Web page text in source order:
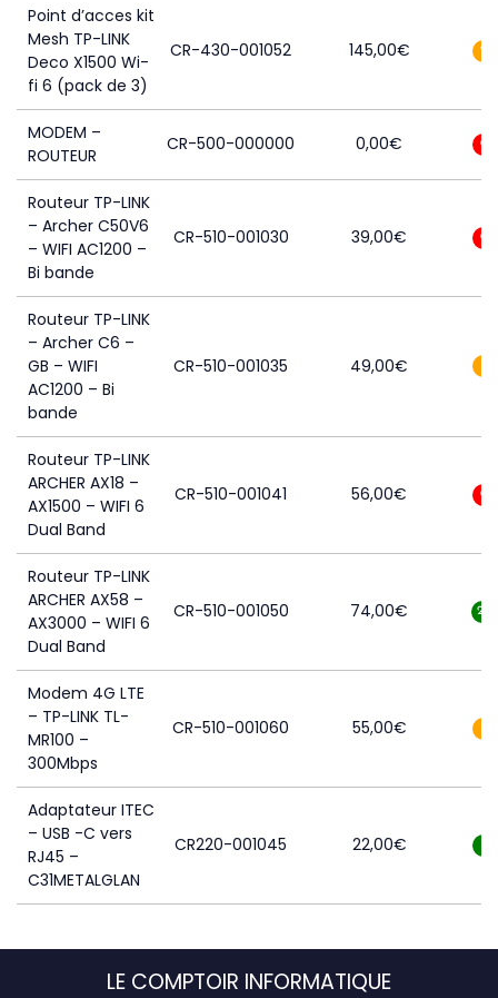
Point d’acces kit
Mesh TP-LINK
Deco X1500 Wi-
fi 6 (pack de 3)
CR-430-001052 145,00€ 2
MODEM –
ROUTEUR
CR-500-000000 0,00€ 0
Routeur TP-LINK
– Archer C50V6
– WIFI AC1200 –
Bi bande
CR-510-001030 39,00€ 0
Routeur TP-LINK
– Archer C6 –
GB – WIFI
AC1200 – Bi
bande
CR-510-001035 49,00€
Routeur TP-LINK
ARCHER AX18 –
AX1500 – WIFI 6
Dual Band
CR-510-001041 56,00€ 0
Routeur TP-LINK
ARCHER AX58 –
AX3000 – WIFI 6
Dual Band
CR-510-001050 74,00€ 28
Modem 4G LTE
– TP-LINK TL-
MR100 –
300Mbps
CR-510-001060 55,00€
Adaptateur ITEC
– USB -C vers
RJ45 –
C31METALGLAN
CR220-001045 22,00€
LE COMPTOIR INFORMATIQUE